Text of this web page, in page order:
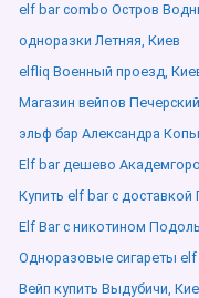
elf bar combo Остров
одноразки Летняя, Киев
elfliq Военный проезд,
Магазин вейпов
эльф бар Александра
Elf bar дешево
Купить elf bar с
Elf Bar с никотином
Одноразовые сигареты elf
Вейп купить Выдубичи,